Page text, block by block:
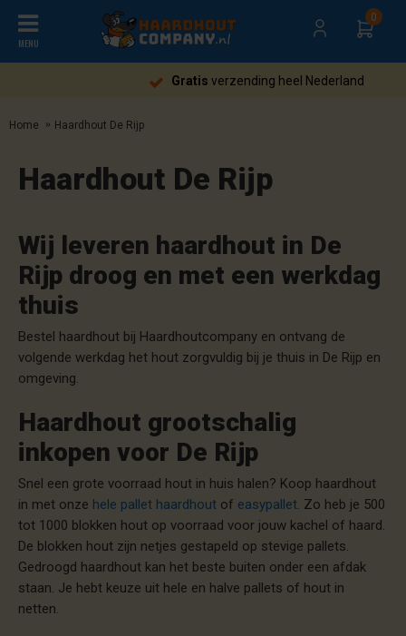
MENU
0
verzending heel Nederland
Home Haardhout De Rijp
Haardhout De Rijp
Wij leveren haardhout in De
Rijp droog en met een werkdag
thuis
Bestel haardhout bij Haardhoutcompany en ontvang de
volgende werkdag het hout zorgvuldig bij je thuis in De Rijp en
omgeving.
Haardhout grootschalig
inkopen voor De Rijp
Snel een grote voorraad hout in huis halen? Koop haardhout
in met onze hele pallet haardhout of easypallet. Zo heb je 500
tot 1000 blokken hout op voorraad voor jouw kachel of haard.
De blokken hout zijn netjes gestapeld op stevige pallets.
Gedroogd haardhout kan het beste buiten onder een afdak
staan. Je hebt keuze uit hele en halve pallets of hout in
netten.